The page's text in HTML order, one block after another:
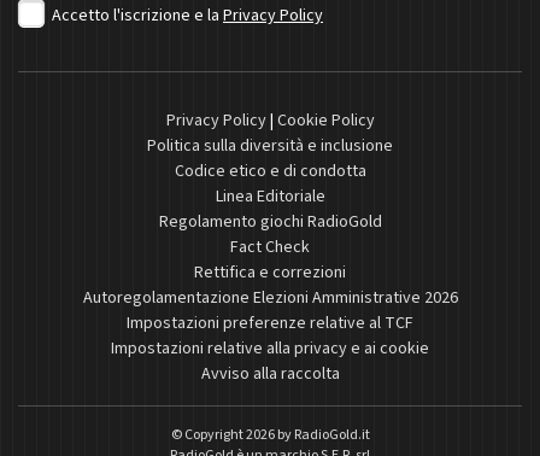
Accetto l'iscrizione e la Privacy Policy
Privacy Policy| Cookie Policy
Politica sulla diversità e inclusione
Codice etico e di condotta
Linea Editoriale
Regolamento giochi RadioGold
Fact Check
Rettifica e correzioni
Autoregolamentazione Elezioni Amministrative 2026
Impostazioni preferenze relative al TCF
Impostazioni relative alla privacy e ai cookie
Avviso alla raccolta
© Copyright 2026 byRadioGold.it